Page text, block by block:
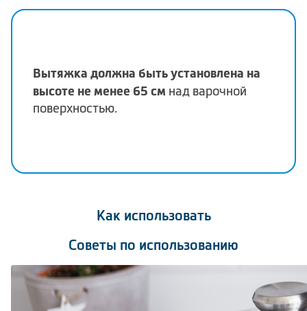
Вытяжка должна быть установлена на
высоте не менее 65 см над варочной
поверхностью.
Как использовать
Советы по использованию